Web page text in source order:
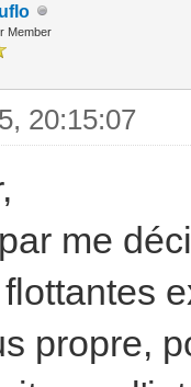
Member
20:15:07
me
propre,